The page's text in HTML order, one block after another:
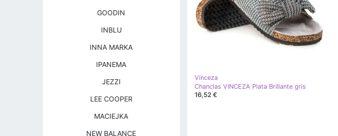
Vinceza
Chanclas VINCEZA Plata Brillante gris
16,52 €
GOODIN
INBLU
INNA MARKA
IPANEMA
JEZZI
LEE COOPER
MACIEJKA
NEW BALANCE